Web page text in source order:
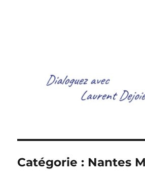
Dialoguez avec
Catégorie : Nantes